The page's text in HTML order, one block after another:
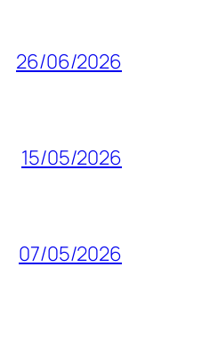
26/06/2026
15/05/2026
07/05/2026